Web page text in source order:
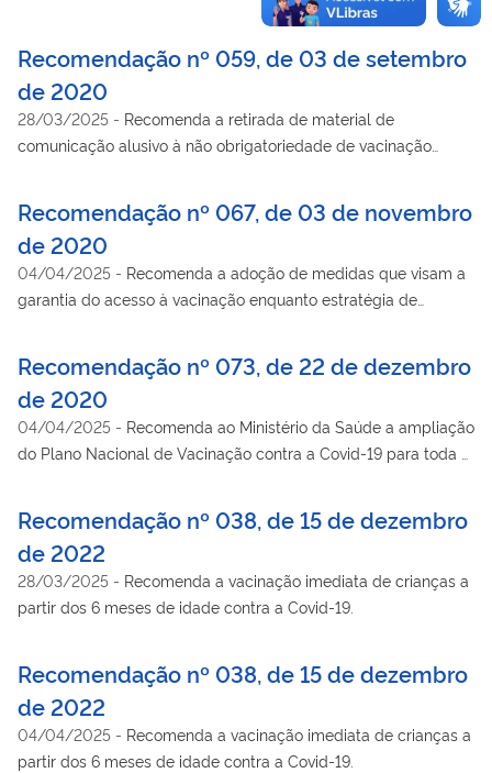
vacinação ao serem imunizados os grupos prioritários
Vacinação contra a COVID-19.
Recomendação nº 059, de 03 de setembro
de 2020
28/03/2025 - Recomenda a retirada de material de
comunicação alusivo à não obrigatoriedade de vacinação
Recomendação nº 067, de 03 de novembro
de 2020
04/04/2025 - Recomenda a adoção de medidas que visam a
garantia do acesso à vacinação enquanto estratégia de
Recomendação nº 073, de 22 de dezembro
de 2020
04/04/2025 - Recomenda ao Ministério da Saúde a ampliação
do Plano Nacional de Vacinação contra a Covid-19 para toda a
Recomendação nº 038, de 15 de dezembro
de 2022
28/03/2025 - Recomenda a vacinação imediata de crianças a
partir dos 6 meses de idade contra a Covid-19.
Recomendação nº 038, de 15 de dezembro
de 2022
04/04/2025 - Recomenda a vacinação imediata de crianças a
partir dos 6 meses de idade contra a Covid-19.